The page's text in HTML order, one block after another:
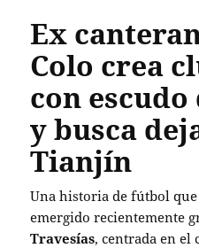
Ex
Colo crea
con escudo
y busca
Tianjín
Una historia de fútbol
emergido recientemente
Travesías, centrada en